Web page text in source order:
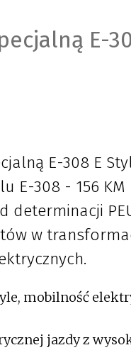
E-
E-308 E
E-308 - 156 KM
w
mobilność
jazdy z